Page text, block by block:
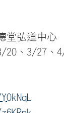
堂弘道中心
、3/27、